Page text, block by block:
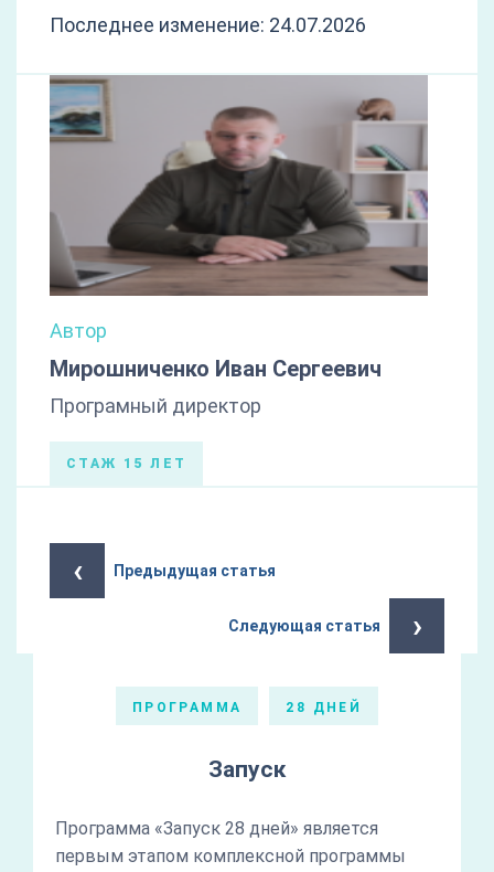
Последнее изменение: 24.07.2026
Автор
Мирошниченко Иван Сергеевич
Програмный директор
СТАЖ 15 ЛЕТ
‹ Предыдущая статья
Следующая статья ›
ПРОГРАММА 28 ДНЕЙ
Запуск
Программа «Запуск 28 дней» является
первым этапом комплексной программы